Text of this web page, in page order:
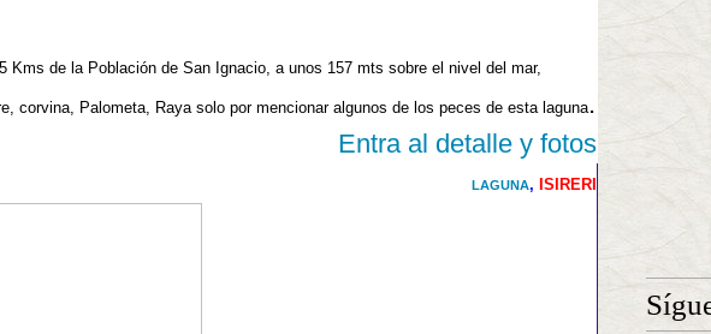
Kms de la Población de San Ignacio, a unos 157 mts sobre el nivel del mar,
corvina, Palometa, Raya solo por mencionar algunos de los peces de esta laguna.
Entra al detalle y fotos
LAGUNA, ISIRERI